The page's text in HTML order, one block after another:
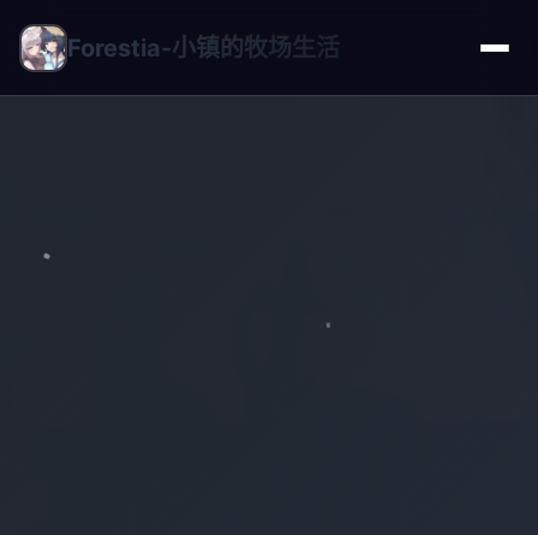
Forestia-小镇的牧场生活